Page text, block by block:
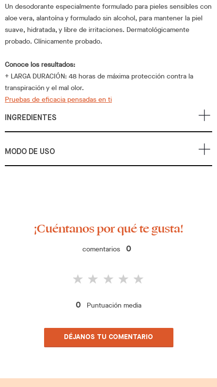
Un desodorante especialmente formulado para pieles sensibles con
aloe vera, alantoína y formulado sin alcohol, para mantener la piel
suave, hidratada, y libre de irritaciones. Dermatológicamente
probado. Clínicamente probado.
Conoce los resultados:
+ LARGA DURACIÓN: 48 horas de máxima protección contra la
transpiración y el mal olor.
Pruebas de eficacia pensadas en ti
INGREDIENTES
MODO DE USO
¡Cuéntanos por qué te gusta!
comentarios 0
0 Puntuación media
DÉJANOS TU COMENTARIO